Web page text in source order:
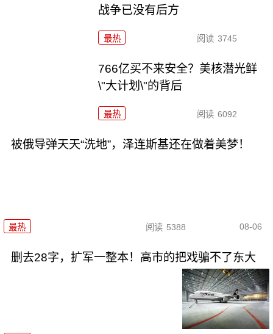
战争已没有后方
最热 阅读 3745
766亿买不来安全？美核潜光鲜
\"大计划\"的背后
最热 阅读 6092
被俄导弹天天“洗地”，泽连斯基还在做着美梦！
最热 阅读 5388 08-06
删去28字，扩军一整本！高市的把戏骗不了东大